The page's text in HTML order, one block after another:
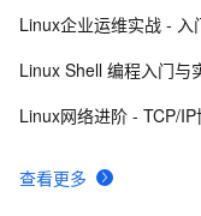
10 远程管理技术对服
查看更多
Linux企业运维实战 - 入
Linux Shell 编程入门与
Linux网络进阶 - TCP/